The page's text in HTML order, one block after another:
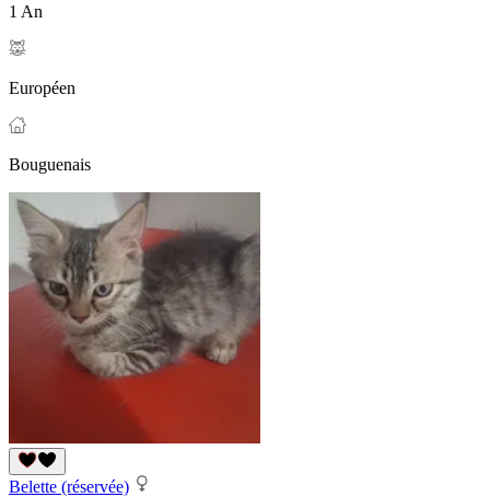
1 An
Européen
Bouguenais
Belette (réservée)